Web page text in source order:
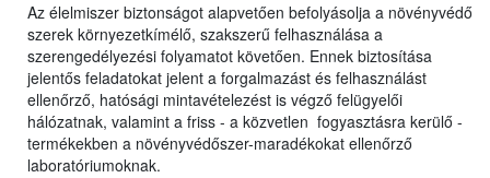
Az élelmiszer biztonságot alapvetően befolyásolja a növényvédő
szerek környezetkímélő, szakszerű felhasználása a
szerengedélyezési folyamatot követően. Ennek biztosítása
jelentős feladatokat jelent a forgalmazást és felhasználást
ellenőrző, hatósági mintavételezést is végző felügyelői
hálózatnak, valamint a friss - a közvetlen fogyasztásra kerülő -
termékekben a növényvédőszer-maradékokat ellenőrző
laboratóriumoknak.